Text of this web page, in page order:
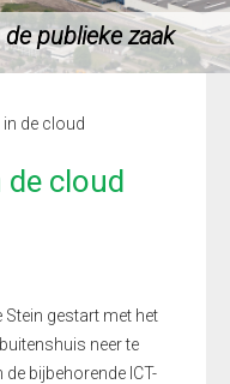
publieke zaak
in de cloud
de cloud
Stein gestart met het
neer te
bijbehorende ICT-